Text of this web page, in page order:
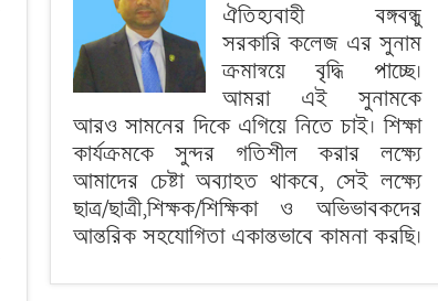
ঐতিহ্যবাহী বঙ্গবন্ধু
সরকারি কলেজ এর সুনাম
ক্রমান্বয়ে বৃদ্ধি পাচ্ছে।
আমরা এই সুনামকে
আরও সামনের দিকে এগিয়ে নিতে চাই। শিক্ষা
কার্যক্রমকে সুন্দর গতিশীল করার লক্ষ্যে
আমাদের চেষ্টা অব্যাহত থাকবে, সেই লক্ষ্যে
ছাত্র/ছাত্রী,শিক্ষক/শিক্ষিকা ও অভিভাবকদের
আন্তরিক সহযোগিতা একান্তভাবে কামনা করছি।